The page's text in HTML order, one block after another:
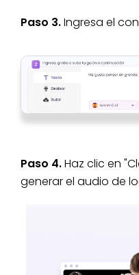
Paso 3.Ingresa el
Paso 4.Haz clic en
generar el audio de